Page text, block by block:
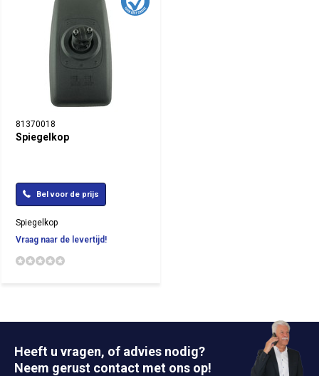
81370018
Spiegelkop
Bel voor de prijs
Spiegelkop
Vraag naar de levertijd!
Heeft u vragen, of advies nodig?
Neem gerust contact met ons op!